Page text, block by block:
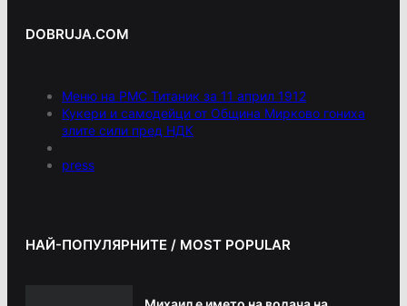
DOBRUJA.COM
Меню на РМС Титаник за 11 април 1912
Кукери и самодейци от Община Мирково гониха
злите сили пред НДК
press
НАЙ-ПОПУЛЯРНИТЕ / MOST POPULAR